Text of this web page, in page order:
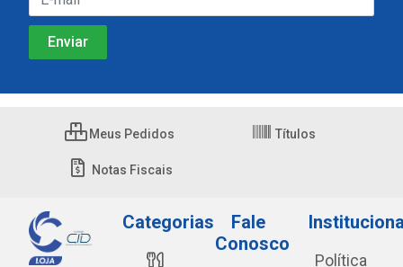
Meus Pedidos Títulos
Notas Fiscais
Categorias
Fale
Conosco
Política